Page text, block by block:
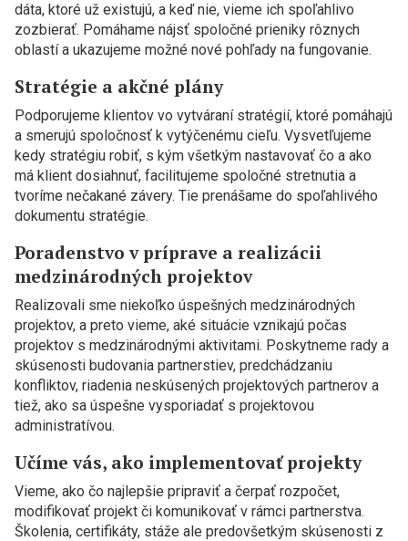
dáta, ktoré už existujú, a keď nie, vieme ich spoľahlivo
zozbierať. Pomáhame nájsť spoločné prieniky rôznych
oblastí a ukazujeme možné nové pohľady na fungovanie.
Stratégie a akčné plány
Podporujeme klientov vo vytváraní stratégií, ktoré pomáhajú
a smerujú spoločnosť k vytýčenému cieľu. Vysvetľujeme
kedy stratégiu robiť, s kým všetkým nastavovať čo a ako
má klient dosiahnuť, facilitujeme spoločné stretnutia a
tvoríme nečakané závery. Tie prenášame do spoľahlivého
dokumentu stratégie.
Poradenstvo v príprave a realizácii
medzinárodných projektov
Realizovali sme niekoľko úspešných medzinárodných
projektov, a preto vieme, aké situácie vznikajú počas
projektov s medzinárodnými aktivitami. Poskytneme rady a
skúsenosti budovania partnerstiev, predchádzaniu
konfliktov, riadenia neskúsených projektových partnerov a
tiež, ako sa úspešne vysporiadať s projektovou
administratívou.
Učíme vás, ako implementovať projekty
Vieme, ako čo najlepšie pripraviť a čerpať rozpočet,
modifikovať projekt či komunikovať v rámci partnerstva.
Školenia, certifikáty, stáže ale predovšetkým skúsenosti z